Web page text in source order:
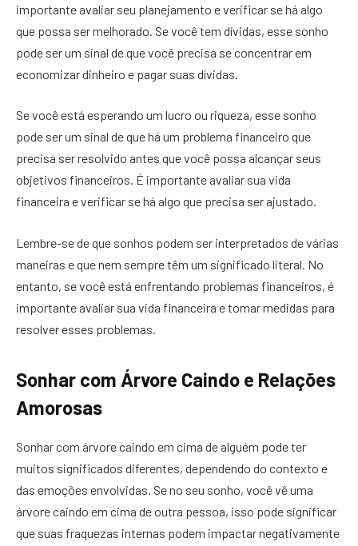
importante avaliar seu planejamento e verificar se há algo
que possa ser melhorado. Se você tem dívidas, esse sonho
pode ser um sinal de que você precisa se concentrar em
economizar dinheiro e pagar suas dívidas.
Se você está esperando um lucro ou riqueza, esse sonho
pode ser um sinal de que há um problema financeiro que
precisa ser resolvido antes que você possa alcançar seus
objetivos financeiros. É importante avaliar sua vida
financeira e verificar se há algo que precisa ser ajustado.
Lembre-se de que sonhos podem ser interpretados de várias
maneiras e que nem sempre têm um significado literal. No
entanto, se você está enfrentando problemas financeiros, é
importante avaliar sua vida financeira e tomar medidas para
resolver esses problemas.
Sonhar com Árvore Caindo e Relações
Amorosas
Sonhar com árvore caindo em cima de alguém pode ter
muitos significados diferentes, dependendo do contexto e
das emoções envolvidas. Se no seu sonho, você vê uma
árvore caindo em cima de outra pessoa, isso pode significar
que suas fraquezas internas podem impactar negativamente